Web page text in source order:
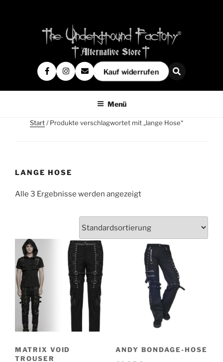
Kauf widerrufen
Menü
Start/ Produkte verschlagwortet mit „lange Hose“
LANGE HOSE
Alle 3 Ergebnisse werden angezeigt
MATRIX VOID
TROUSER
ANDY BONDAGE-HOSE